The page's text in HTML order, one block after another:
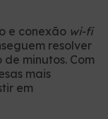
e conexão wi-fi
resolver
minutos. Com
mais
em